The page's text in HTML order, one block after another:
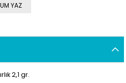
YAZ
2,1gr.